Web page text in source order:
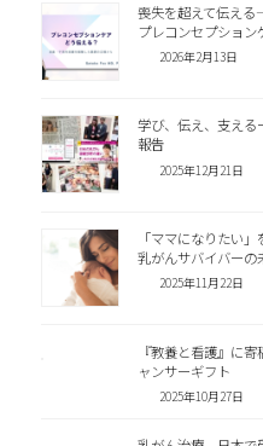
喪失を超えて伝え
プレコンセプション
2026年2月13日
学び、伝え、支える
報告
2025年12月21日
「ママになりたい
乳がんサバイバーの
2025年11月22日
『教養と看護』に
ャンサーギフト
2025年10月27日